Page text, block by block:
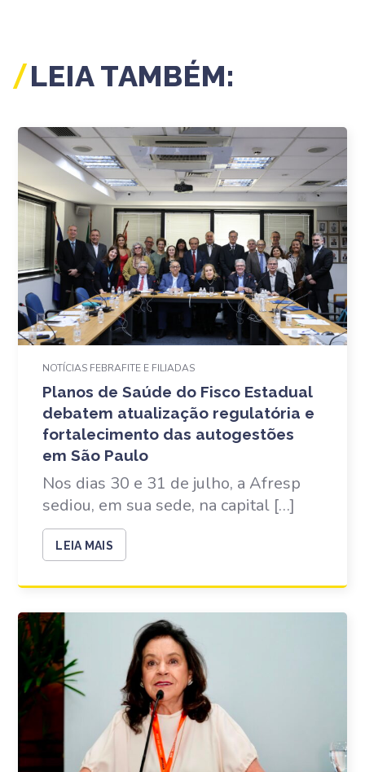
LEIA TAMBÉM:
NOTÍCIAS FEBRAFITE E FILIADAS
Planos de Saúde do Fisco Estadual
debatem atualização regulatória e
fortalecimento das autogestões
em São Paulo
Nos dias 30 e 31 de julho, a Afresp
sediou, em sua sede, na capital […]
LEIA MAIS